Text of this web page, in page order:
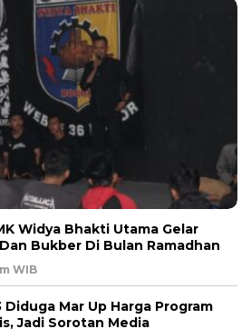
Widya Bhakti Utama Gelar
Bukber Di Bulan Ramadhan
WIB
Diduga Mar Up Harga Program
Jadi Sorotan Media